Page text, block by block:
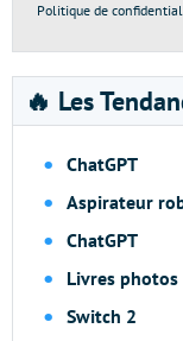
Politique de
🔥 Les
ChatGPT
Aspirateur
ChatGPT
Livres photos
Switch 2